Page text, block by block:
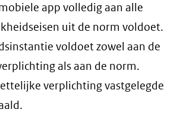
app volledig aan alle
uit de norm voldoet.
voldoet zowel aan de
als aan de norm.
verplichting vastgelegde